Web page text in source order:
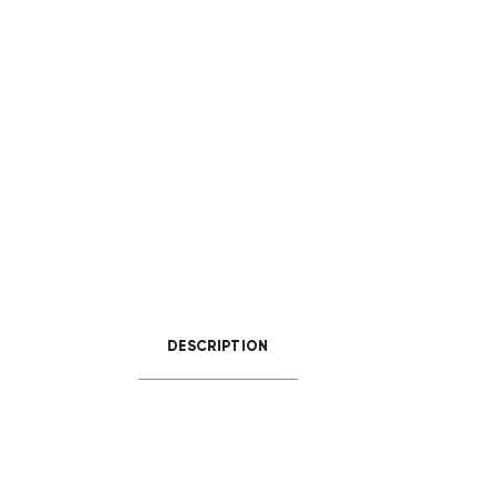
DESCRIPTION